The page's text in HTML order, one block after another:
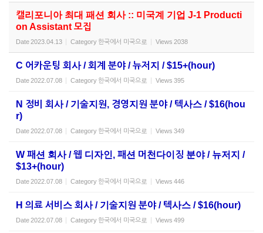
캘리포니아 최대 패션 회사 :: 미국계 기업 J-1 Producti
on Assistant 모집
Date2023.04.13 Category 한국에서 미국으로 Views 2038
C 어카운팅 회사 / 회계 분야 / 뉴저지 / $15+(hour)
Date2022.07.08 Category 한국에서 미국으로 Views 395
N 정비 회사 / 기술지원, 경영지원 분야 / 텍사스 / $16(hou
r)
Date2022.07.08 Category 한국에서 미국으로 Views 349
W 패션 회사 / 웹 디자인, 패션 머천다이징 분야 / 뉴저지 /
$13+(hour)
Date2022.07.08 Category 한국에서 미국으로 Views 446
H 의료 서비스 회사 / 기술지원 분야 / 텍사스 / $16(hour)
Date2022.07.08 Category 한국에서 미국으로 Views 499